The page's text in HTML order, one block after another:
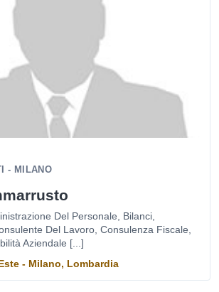
- MILANO
Del Personale, Bilanci,
Del Lavoro, Consulenza Fiscale,
Aziendale [...]
- Milano, Lombardia